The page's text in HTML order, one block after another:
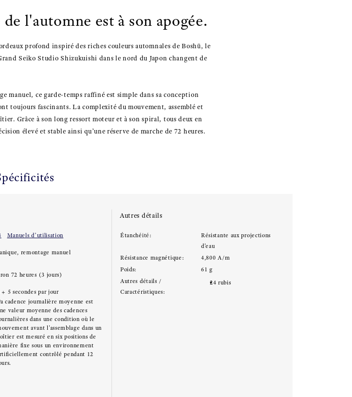
l'automne est à son apogée.
profond inspiré des riches couleurs automnales de Boshū, le
Seiko Studio Shizukuishi dans le nord du Japon changent de
manuel, ce garde-temps raffiné est simple dans sa conception
toujours fascinants. La complexité du mouvement, assemblé et
Grâce à son long ressort moteur et à son spiral, tous deux en
élevé et stable ainsi qu’une réserve de marche de 72 heures.
Manuels d’utilisation
remontage manuel
72 heures (3 jours)
+ 5 secondes par jour
cadence journalière moyenne est
valeur moyenne des cadences
dans une condition où le
avant l'assemblage dans un
est mesuré en six positions de
fixe sous un environnement
contrôlé pendant 12
Autres détails
Étanchéité:
Résistante aux projections
d'eau
Résistance magnétique:
4,800 A/m
Poids:
61 g
Autres détails /
Caractéristiques:
24 rubis